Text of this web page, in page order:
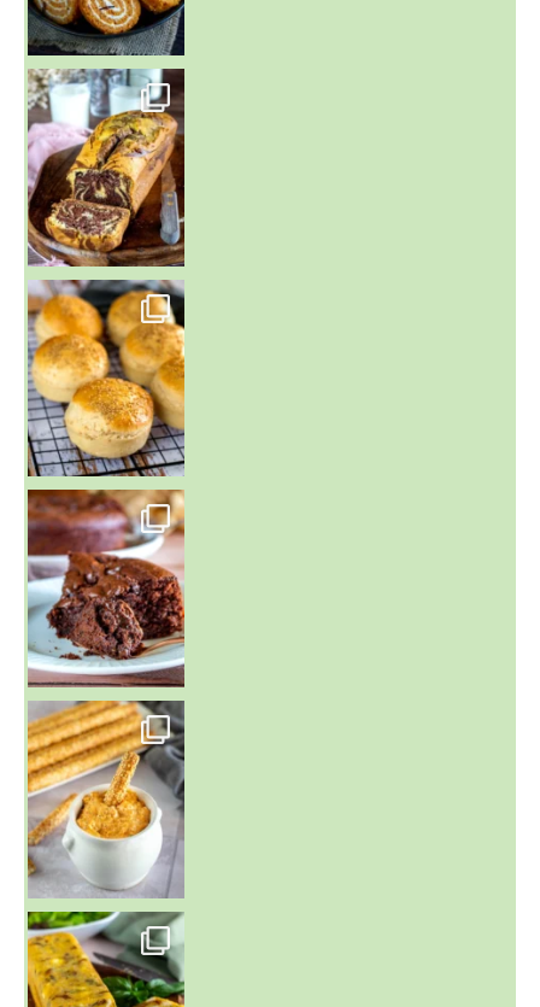
~ BUNS MAISON ~
Un peu de boulange par ici au
~ GÂTEAU FONDANT CHOCO NOISETTE ~
C'est lundi